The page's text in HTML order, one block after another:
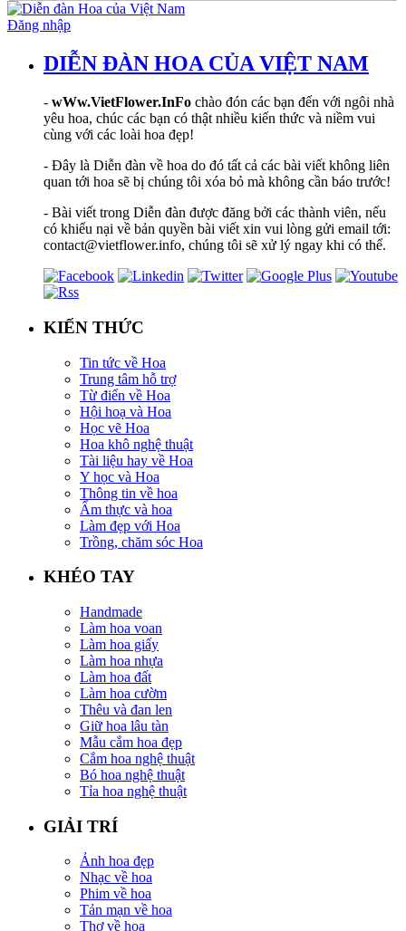
Đăng nhập
DIỄN ĐÀN HOA CỦA VIỆT NAM
- wWw.VietFlower.InFo chào đón các bạn đến với ngôi nhà
yêu hoa, chúc các bạn có thật nhiều kiến thức và niềm vui
cùng với các loài hoa đẹp!
- Đây là Diễn đàn về hoa do đó tất cả các bài viết không liên
quan tới hoa sẽ bị chúng tôi xóa bỏ mà không cần báo trước!
- Bài viết trong Diễn đàn được đăng bởi các thành viên, nếu
có khiếu nại về bản quyền bài viết xin vui lòng gửi email tới:
contact@vietflower.info, chúng tôi sẽ xử lý ngay khi có thể.
KIẾN THỨC
Tin tức về Hoa
Trung tâm hỗ trợ
Từ điển về Hoa
Hội hoạ và Hoa
Học vẽ Hoa
Hoa khô nghệ thuật
Tài liệu hay về Hoa
Y học và Hoa
Thông tin về hoa
Ẩm thực và hoa
Làm đẹp với Hoa
Trồng, chăm sóc Hoa
KHÉO TAY
Handmade
Làm hoa voan
Làm hoa giấy
Làm hoa nhựa
Làm hoa đất
Làm hoa cườm
Thêu và đan len
Giữ hoa lâu tàn
Mẫu cắm hoa đẹp
Cắm hoa nghệ thuật
Bó hoa nghệ thuật
Tỉa hoa nghệ thuật
GIẢI TRÍ
Ảnh hoa đẹp
Nhạc về hoa
Phim về hoa
Tản mạn về hoa
Thơ về hoa